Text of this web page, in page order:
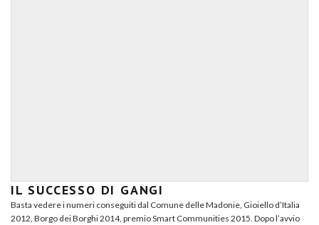
IL SUCCESSO DI GANGI
Basta vedere i numeri conseguiti dal Comune delle Madonie, Gioiello d’Italia
2012, Borgo dei Borghi 2014, premio Smart Communities 2015. Dopo l’avvio